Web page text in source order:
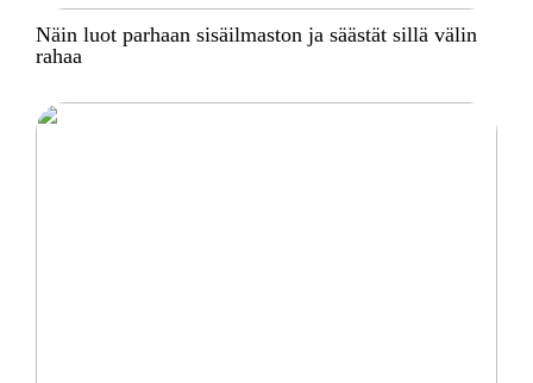
Näin luot parhaan sisäilmaston ja säästät sillä välin
rahaa